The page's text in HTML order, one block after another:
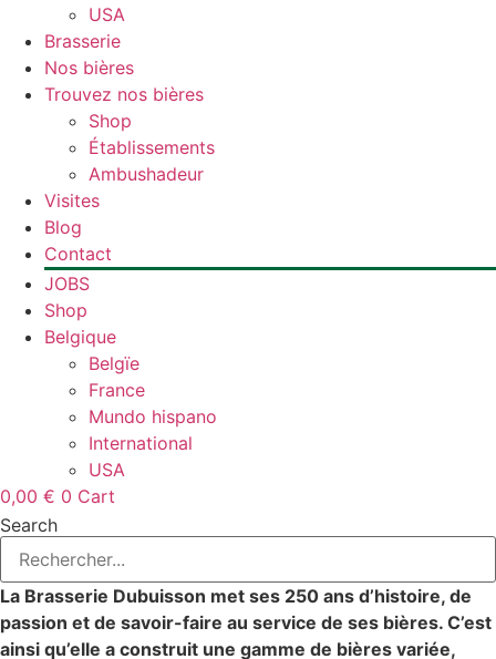
USA
Brasserie
Nos bières
Trouvez nos bières
Shop
Établissements
Ambushadeur
Visites
Blog
Contact
JOBS
Shop
Belgique
Belgïe
France
Mundo hispano
International
USA
0,00 € 0 Cart
Search
La Brasserie Dubuisson met ses 250 ans d’histoire, de
passion et de savoir-faire au service de ses bières. C’est
ainsi qu’elle a construit une gamme de bières variée,